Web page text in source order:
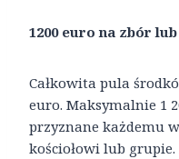
1200 euro na zbór
Całkowita pula
euro. Maksymalnie 1
przyznane każdemu
kościołowi lub grupie.